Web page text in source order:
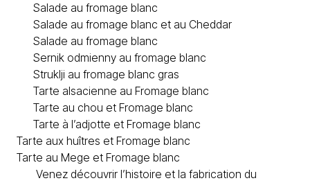
Salade au fromage blanc
Salade au fromage blanc et au Cheddar
Salade au fromage blanc
Sernik odmienny au fromage blanc
Struklji au fromage blanc gras
Tarte alsacienne au Fromage blanc
Tarte au chou et Fromage blanc
Tarte à l’adjotte et Fromage blanc
Tarte aux huîtres et Fromage blanc
Tarte au Mege et Fromage blanc
Venez découvrir l’histoire et la fabrication du